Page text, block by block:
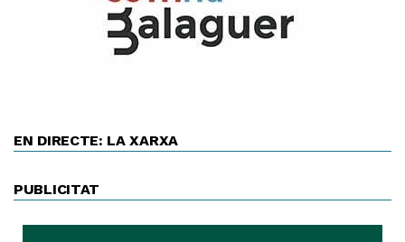
EN DIRECTE: LA XARXA
PUBLICITAT